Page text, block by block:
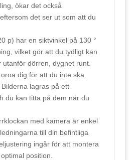
ökar det också
det ser ut som att du
p) har en siktvinkel på 130 °
vilket gör att du tydligt kan
utanför dörren, dygnet runt.
dig för att du inte ska
lagras på ett
du kan titta på dem när du
med kamera är enkel
till din befintliga
ingår för att montera
position.